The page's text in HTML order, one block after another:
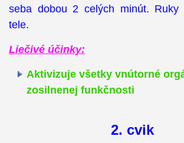
seba dobou 2 celých minút. Ruky
tele.
Liečivé účinky:
Aktivizuje všetky vnútorné
zosilnenej funkčnosti
2. cvik